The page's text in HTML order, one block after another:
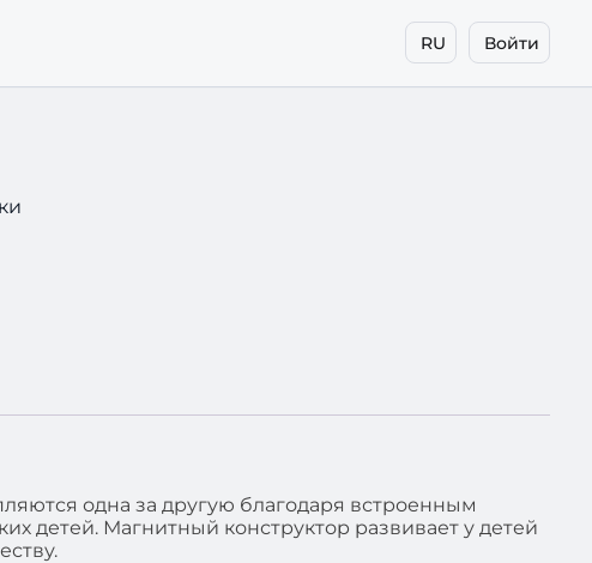
RU Войти
одна за другую благодаря встроенным
детей. Магнитный конструктор развивает у детей